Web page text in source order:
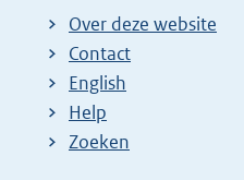
Over deze website
Contact
English
Help
Zoeken